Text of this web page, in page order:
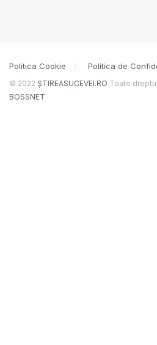
Politica Cookie Politica de
© 2022 ȘTIREASUCEVEI.RO Toate
BOSSNET